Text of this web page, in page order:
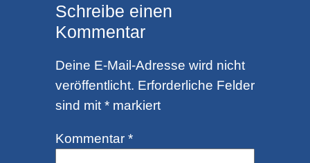
Schreibe einen
Kommentar
Deine E-Mail-Adresse wird nicht
veröffentlicht. Erforderliche Felder
sind mit *markiert
Kommentar *